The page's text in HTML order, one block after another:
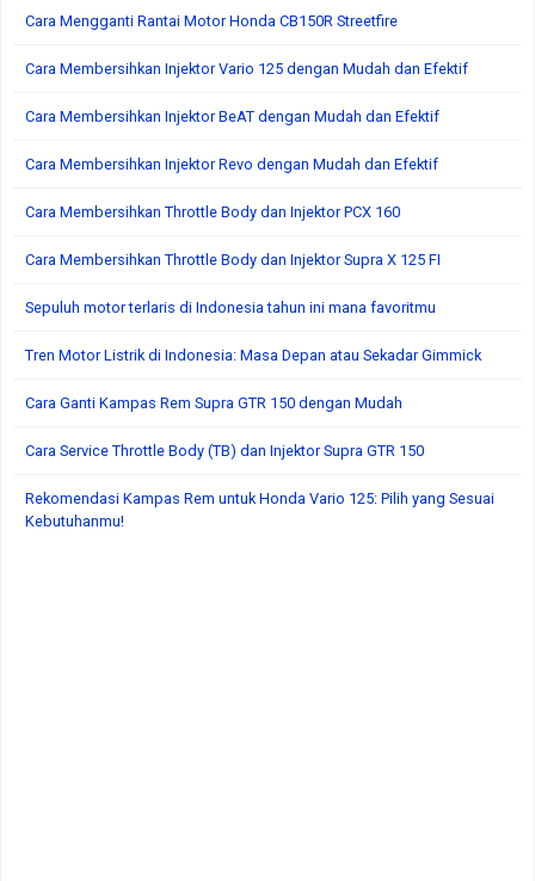
Cara Mengganti Rantai Motor Honda CB150R Streetfire
Cara Membersihkan Injektor Vario 125 dengan Mudah dan Efektif
Cara Membersihkan Injektor BeAT dengan Mudah dan Efektif
Cara Membersihkan Injektor Revo dengan Mudah dan Efektif
Cara Membersihkan Throttle Body dan Injektor PCX 160
Cara Membersihkan Throttle Body dan Injektor Supra X 125 FI
Sepuluh motor terlaris di Indonesia tahun ini mana favoritmu
Tren Motor Listrik di Indonesia: Masa Depan atau Sekadar Gimmick
Cara Ganti Kampas Rem Supra GTR 150 dengan Mudah
Cara Service Throttle Body (TB) dan Injektor Supra GTR 150
Rekomendasi Kampas Rem untuk Honda Vario 125: Pilih yang Sesuai
Kebutuhanmu!